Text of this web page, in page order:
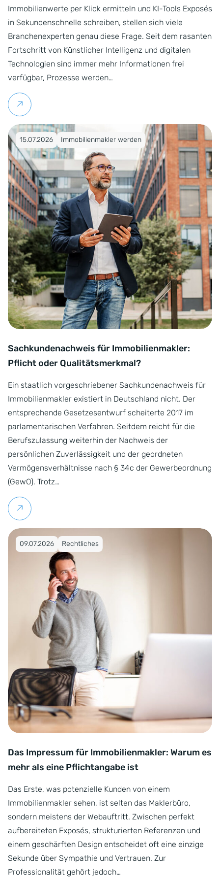
Immobilienwerte per Klick ermitteln und KI-Tools Exposés
in Sekundenschnelle schreiben, stellen sich viele
Branchenexperten genau diese Frage. Seit dem rasanten
Fortschritt von Künstlicher Intelligenz und digitalen
Technologien sind immer mehr Informationen frei
verfügbar, Prozesse werden…
Weiterlesen
Veröffentlicht am 15.07.2026
15.07.2026 Immobilienmakler werden
Sachkundenachweis für Immobilienmakler:
Pflicht oder Qualitätsmerkmal?
Ein staatlich vorgeschriebener Sachkundenachweis für
Immobilienmakler existiert in Deutschland nicht. Der
entsprechende Gesetzesentwurf scheiterte 2017 im
parlamentarischen Verfahren. Seitdem reicht für die
Berufszulassung weiterhin der Nachweis der
persönlichen Zuverlässigkeit und der geordneten
Vermögensverhältnisse nach § 34c der Gewerbeordnung
(GewO). Trotz…
Weiterlesen
Veröffentlicht am 09.07.2026
09.07.2026 Rechtliches
Das Impressum für Immobilienmakler: Warum es
mehr als eine Pflichtangabe ist
Das Erste, was potenzielle Kunden von einem
Immobilienmakler sehen, ist selten das Maklerbüro,
sondern meistens der Webauftritt. Zwischen perfekt
aufbereiteten Exposés, strukturierten Referenzen und
einem geschärften Design entscheidet oft eine einzige
Sekunde über Sympathie und Vertrauen. Zur
Professionalität gehört jedoch…